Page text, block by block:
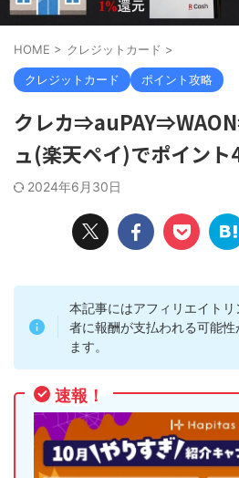
HOME > クレジットカード >
クレジットカード ポイント攻略
クレカ
ュ(楽天ペイ)でポイント
2024年6月30日
本記事にはアフィリエイト
者に報酬が支払われる可能
ます。
速報！